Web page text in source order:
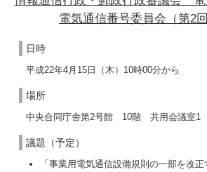
電気通信番号委員会（第2
日時
平成22年4月15日（木）10時00分から
場所
中央合同庁舎第2号館 10階 共用会議室1
議題（予定）
「事業用電気通信設備規則の一部を改